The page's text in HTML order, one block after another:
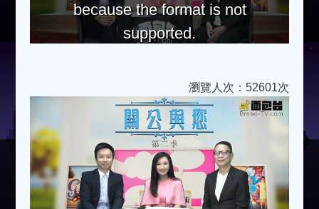
because the format is not
supported.
瀏覽人次：52601次